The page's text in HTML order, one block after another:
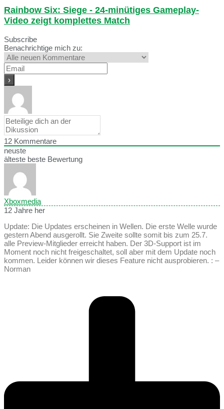
Rainbow Six: Siege - 24-minütiges Gameplay-
Video zeigt komplettes Match
Subscribe
Benachrichtige mich zu:
12 Kommentare
neuste
älteste beste Bewertung
Xboxmedia
12 Jahre her
Update: Die Updates erscheinen in Wellen. Die erste Welle wurde
gestern Abend ausgerollt. Sie Zweite sollte somit bis zum 25.7.
alle Preview-Mitglieder erreicht haben. Der 3D-Support ist im
Moment noch nicht freigeschaltet, soll aber mit dem Update noch
kommen. Leider können wir dieses Feature nicht ausprobieren. : –
Norman